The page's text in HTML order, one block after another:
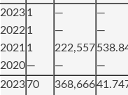
2023
2022
2021
2020
1
1
1
—
—
—
222,557
—
—
—
—
202370
368,666